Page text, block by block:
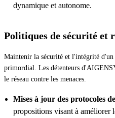
dynamique et autonome.
Politiques de sécurité et
Maintenir la sécurité et l'intégrité d'un
primordial. Les détenteurs
le réseau contre les menaces.
Mises à jour des protocoles
propositions visant à améliorer